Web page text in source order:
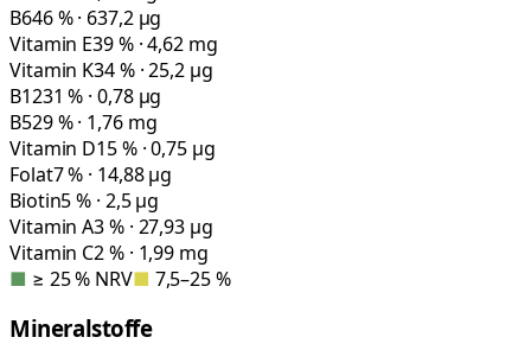
B646 % · 637,2 µg
Vitamin E39 % · 4,62 mg
Vitamin K34 % · 25,2 µg
B1231 % · 0,78 µg
B529 % · 1,76 mg
Vitamin D15 % · 0,75 µg
Folat7 % · 14,88 µg
Biotin5 % · 2,5 µg
Vitamin A3 % · 27,93 µg
Vitamin C2 % · 1,99 mg
■ ≥ 25 % NRV■ 7,5–25 %
Mineralstoffe